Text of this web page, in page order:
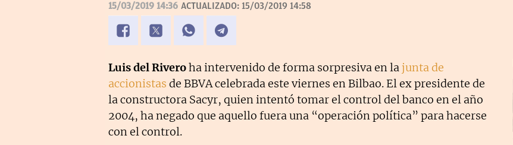
15/03/2019 14:36 ACTUALIZADO: 15/03/2019 14:58
Luis del Riveroha intervenido de forma sorpresiva en lajunta de
accionistas de BBVA celebrada este viernes en Bilbao. El ex presidente de
la constructora Sacyr, quien intentó tomar el control del banco en el año
2004, ha negado que aquello fuera una “operación política” para hacerse
con el control.